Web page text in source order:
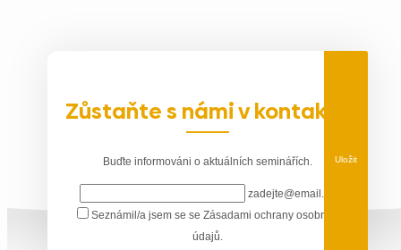
Zůstaňte s námi v kontaktu
Buďte informováni o aktuálních seminářích.
zadejte@email.cz
Uložit
Seznámil/a jsem se seZásadami ochrany osobních
údajů